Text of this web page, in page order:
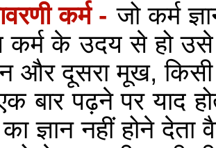
कर्म - जो कर्म
कर्म के उदय से हो उसे
और दूसरा मूख,
बार पढ़ने पर याद
का ज्ञान नहीं होने